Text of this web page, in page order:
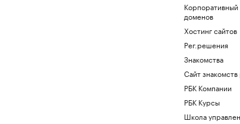
доменов
Хостинг сайтов
Рег.решения
Знакомства
Сайт
РБК Компании
РБК Курсы
Школа